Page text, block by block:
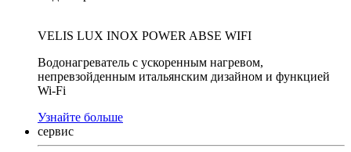
VELIS LUX INOX POWER ABSE WIFI
Водонагреватель с ускоренным нагревом,
непревзойденным итальянским дизайном и функцией
Wi-Fi
Узнайте больше
сервис